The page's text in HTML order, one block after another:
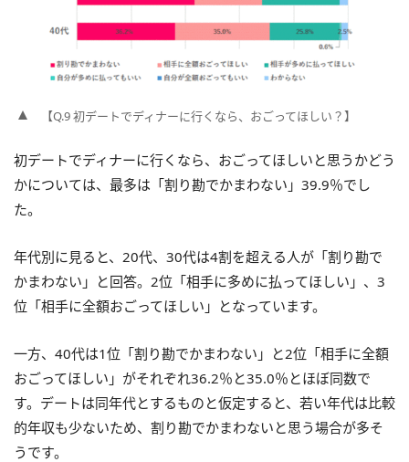
【Q.9 初デートでディナーに行くなら、おごってほしい？】
初デートでディナーに行くなら、おごってほしいと思うかどう
かについては、最多は「割り勘でかまわない」39.9％でし
た。
年代別に見ると、20代、30代は4割を超える人が「割り勘で
かまわない」と回答。2位「相手に多めに払ってほしい」、3
位「相手に全額おごってほしい」となっています。
一方、40代は1位「割り勘でかまわない」と2位「相手に全額
おごってほしい」がそれぞれ36.2％と35.0％とほぼ同数で
す。デートは同年代とするものと仮定すると、若い年代は比較
的年収も少ないため、割り勘でかまわないと思う場合が多そ
うです。